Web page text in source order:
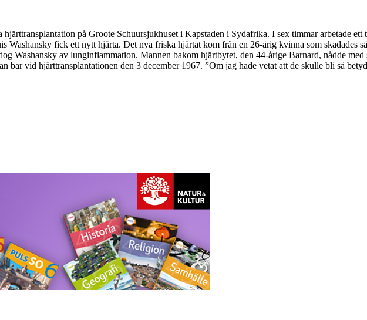
på Groote Schuursjukhuset i Kapstaden i Sydafrika. I sex timmar arbetade
Washansky fick ett nytt hjärta. Det nya friska hjärtat kom från en 26-årig kvinna som skadades
Washansky av lunginflammation. Mannen bakom hjärtbytet, den 44-årige Barnard, nådde
bar vid hjärttransplantationen den 3 december 1967. ”Om jag hade vetat att de skulle bli så